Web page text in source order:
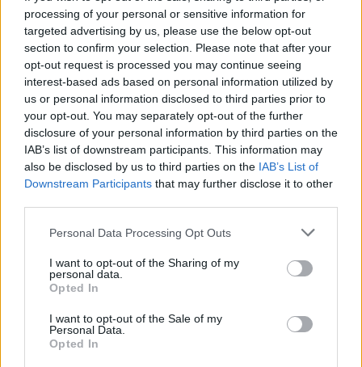
processing of your personal or sensitive information for
targeted advertising by us, please use the below opt-out
section to confirm your selection. Please note that after your
opt-out request is processed you may continue seeing
interest-based ads based on personal information utilized by
us or personal information disclosed to third parties prior to
your opt-out. You may separately opt-out of the further
disclosure of your personal information by third parties on the
IAB’s list of downstream participants. This information may
also be disclosed by us to third parties on the IAB’s List of
Downstream Participants that may further disclose it to other
Personal Data Processing Opt Outs
I want to opt-out of the Sharing of my
personal data.
Opted In
I want to opt-out of the Sale of my
Personal Data.
Opted In
Π. Μαρινάκης: «Το δημογραφικό δεν μπορεί να
περιμένει»
09/08/2026 - 14:34 ΠΟΛΙΤΙΚΗ
Ε. Τουρνάς: Πάνω από 400 πυρκαγιές σε δέκα
ημέρες - Σε επιφυλακή ο κρατικός μηχανισμός
09/08/2026 - 14:17 ΠΟΛΙΤΙΚΗ
Εξαγωγές: Η Ελλάδα κερδίζει τους Ευρωπαίους
ανταγωνιστές – Άνοδος μεριδίων σε 9 από 11
κλάδους (Εθνική Τράπεζα)
Προς εκτύπωση το πολλαπλό βιβλίο - «Σύγχρονο
ηλεκτρονική μορφή»
09/08/2026 - 13:24
Γερμανία: Το Βερολίνο θα επεκτείνει την έρευνα για
την ασφάλεια από τα drones μετά το περιστατικό σε
αεροδρόμιο